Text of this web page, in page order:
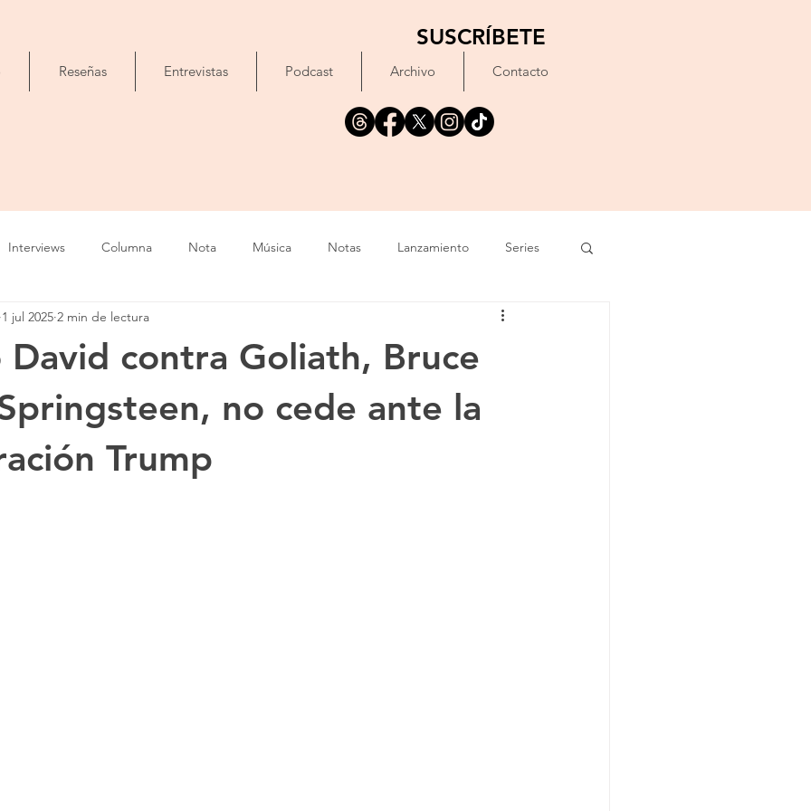
SUSCRÍBETE
Reseñas Entrevistas Podcast Archivo Contacto
Interviews Columna Nota Música Notas Lanzamiento Series
Cine Foto Exposición Festival
Evento Fallecimiento Erótico
David contra Goliath, Bruce
no cede ante la
Trump
1 jul 2025 2 min de lectura